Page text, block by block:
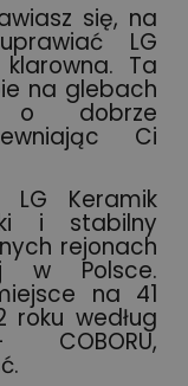
się, na
LG
Ta
na glebach
o dobrze
Ci
LG Keramik
i stabilny
rejonach
w Polsce.
na 41
według